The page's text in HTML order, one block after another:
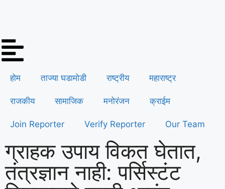
होम ताज्या घडामोडी राष्ट्रीय महाराष्ट्र
राजकीय सामाजिक मनोरंजन क्राईम
Join Reporter Verify Reporter Our Team
ग्राहक उपाय विकत घेतात,
तंत्रज्ञान नाही: पर्सिस्टंट